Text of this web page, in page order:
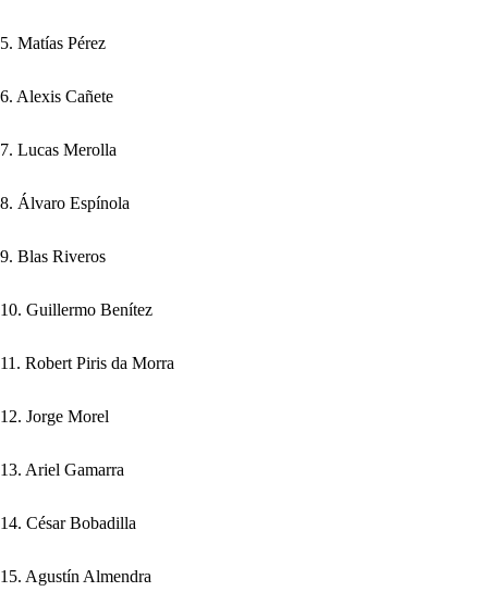
5. Matías Pérez
6. Alexis Cañete
7. Lucas Merolla
8. Álvaro Espínola
9. Blas Riveros
10. Guillermo Benítez
11. Robert Piris da Morra
12. Jorge Morel
13. Ariel Gamarra
14. César Bobadilla
15. Agustín Almendra